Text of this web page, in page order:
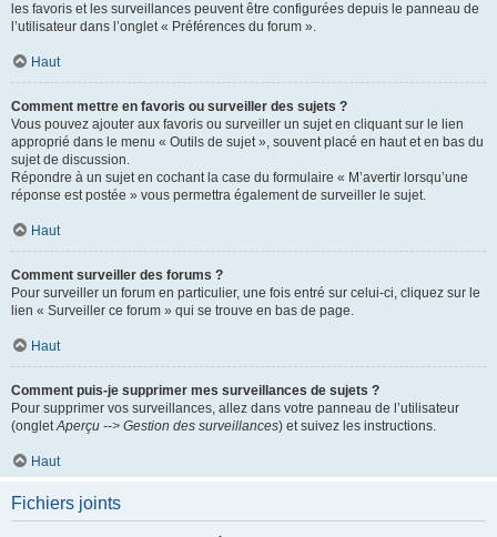
les favoris et les surveillances peuvent être configurées depuis le panneau de
l’utilisateur dans l’onglet « Préférences du forum ».
Haut
Comment mettre en favoris ou surveiller des sujets ?
Vous pouvez ajouter aux favoris ou surveiller un sujet en cliquant sur le lien
approprié dans le menu « Outils de sujet », souvent placé en haut et en bas du
sujet de discussion.
Répondre à un sujet en cochant la case du formulaire « M’avertir lorsqu’une
réponse est postée » vous permettra également de surveiller le sujet.
Haut
Comment surveiller des forums ?
Pour surveiller un forum en particulier, une fois entré sur celui-ci, cliquez sur le
lien « Surveiller ce forum » qui se trouve en bas de page.
Haut
Comment puis-je supprimer mes surveillances de sujets ?
Pour supprimer vos surveillances, allez dans votre panneau de l’utilisateur
(ongletAperçu --> Gestion des surveillances) et suivez les instructions.
Haut
Fichiers joints